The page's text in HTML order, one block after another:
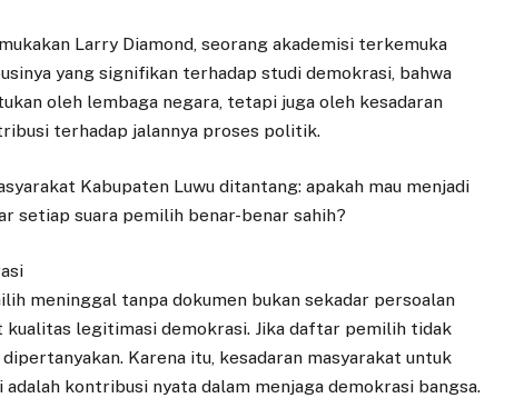
Larry Diamond, seorang akademisi terkemuka
yang signifikan terhadap studi demokrasi, bahwa
oleh lembaga negara, tetapi juga oleh kesadaran
terhadap jalannya proses politik.
Kabupaten Luwu ditantang: apakah mau menjadi
setiap suara pemilih benar-benar sahih?
meninggal tanpa dokumen bukan sekadar persoalan
legitimasi demokrasi. Jika daftar pemilih tidak
Karena itu, kesadaran masyarakat untuk
kontribusi nyata dalam menjaga demokrasi bangsa.